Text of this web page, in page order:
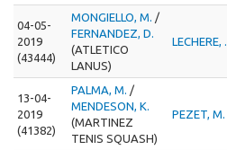
04-05-
2019
(43444)
MONGIELLO, M. /
FERNANDEZ, D.
(ATLETICO
LANUS)
LECHERE, .
13-04-
2019
(41382)
PALMA, M. /
MENDESON, K.
(MARTINEZ
TENIS SQUASH)
PEZET, M.